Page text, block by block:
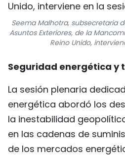
Seema Malhotra, subsecretaria
Asuntos Exteriores, de la
Reino Unido,
Seguridad energética y
La sesión plenaria
energética abordó los
la inestabilidad
en las cadenas de
de los mercados